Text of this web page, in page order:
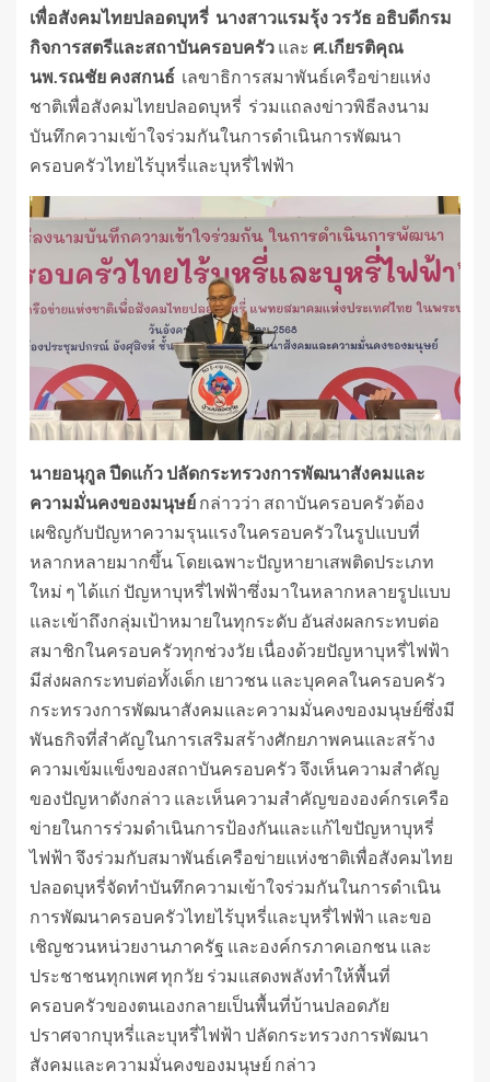
เพื่อสังคมไทยปลอดบุหรี่ นางสาวแรมรุ้ง วรวัธ อธิบดีกรม
กิจการสตรีและสถาบันครอบครัว และ ศ.เกียรติคุณ
นพ.รณชัย คงสกนธ์ เลขาธิการสมาพันธ์เครือข่ายแห่ง
ชาติเพื่อสังคมไทยปลอดบุหรี่ ร่วมแถลงข่าวพิธีลงนาม
บันทึกความเข้าใจร่วมกันในการดำเนินการพัฒนา
ครอบครัวไทยไร้บุหรี่และบุหรี่ไฟฟ้า
นายอนุกูล ปีดแก้ว ปลัดกระทรวงการพัฒนาสังคมและ
ความมั่นคงของมนุษย์ กล่าวว่า สถาบันครอบครัวต้อง
เผชิญกับปัญหาความรุนแรงในครอบครัวในรูปแบบที่
หลากหลายมากขึ้น โดยเฉพาะปัญหายาเสพติดประเภท
ใหม่ ๆ ได้แก่ ปัญหาบุหรี่ไฟฟ้าซึ่งมาในหลากหลายรูปแบบ
และเข้าถึงกลุ่มเป้าหมายในทุกระดับ อันส่งผลกระทบต่อ
สมาชิกในครอบครัวทุกช่วงวัย เนื่องด้วยปัญหาบุหรี่ไฟฟ้า
มีส่งผลกระทบต่อทั้งเด็ก เยาวชน และบุคคลในครอบครัว
กระทรวงการพัฒนาสังคมและความมั่นคงของมนุษย์ซึ่งมี
พันธกิจที่สำคัญในการเสริมสร้างศักยภาพคนและสร้าง
ความเข้มแข็งของสถาบันครอบครัว จึงเห็นความสำคัญ
ของปัญหาดังกล่าว และเห็นความสำคัญขององค์กรเครือ
ข่ายในการร่วมดำเนินการป้องกันและแก้ไขปัญหาบุหรี่
ไฟฟ้า จึงร่วมกับสมาพันธ์เครือข่ายแห่งชาติเพื่อสังคมไทย
ปลอดบุหรี่จัดทำบันทึกความเข้าใจร่วมกันในการดำเนิน
การพัฒนาครอบครัวไทยไร้บุหรี่และบุหรี่ไฟฟ้า และขอ
เชิญชวนหน่วยงานภาครัฐ และองค์กรภาคเอกชน และ
ประชาชนทุกเพศ ทุกวัย ร่วมแสดงพลังทำให้พื้นที่
ครอบครัวของตนเองกลายเป็นพื้นที่บ้านปลอดภัย
ปราศจากบุหรี่และบุหรี่ไฟฟ้า ปลัดกระทรวงการพัฒนา
สังคมและความมั่นคงของมนุษย์ กล่าว